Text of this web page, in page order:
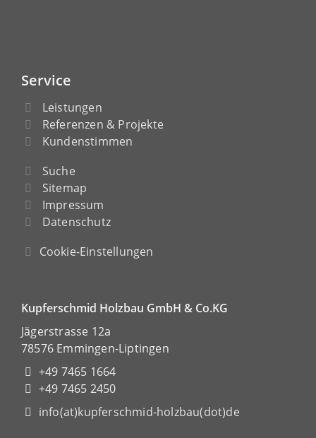
Service
Leistungen
Referenzen & Projekte
Kundenstimmen
Suche
Sitemap
Impressum
Datenschutz
Cookie-Einstellungen
Kupferschmid Holzbau GmbH & Co.KG
Jägerstrasse 12a
78576 Emmingen-Liptingen
+49 7465 1664
+49 7465 2450
info(at)kupferschmid-holzbau(dot)de